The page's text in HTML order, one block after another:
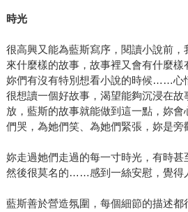
時光
很高興又能為藍斯寫序，閱讀小說前
來什麼樣的故事，故事裡又會有什麼
妳們有沒有特別想看小說的時候……心
很想讀一個好故事，渴望能夠沉浸在
放，藍斯的故事就能做到這一點，妳
們哭，為她們笑、為她們緊張，妳是旁
妳走過她們走過的每一寸時光，有時甚
然後很莫名的……感到一絲安慰，覺得
藍斯善於營造氛圍，每個細節的描述都